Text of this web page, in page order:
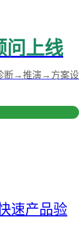
上线
断→推演→方案设
速产品验